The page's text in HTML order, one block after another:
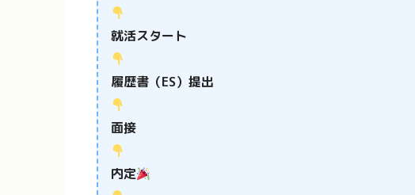
就活スタート
履歴書（ES）提出
面接
内定